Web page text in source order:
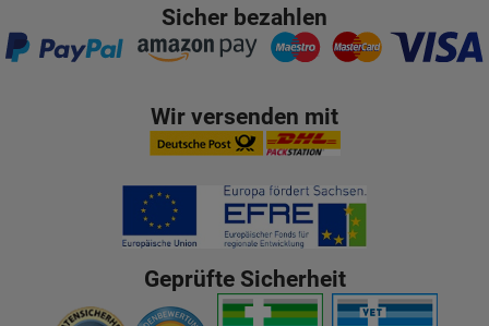
Sicher bezahlen
Wir versenden mit
Geprüfte Sicherheit